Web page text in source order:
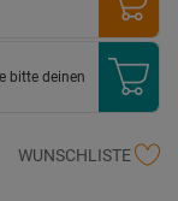
bitte deinen
WUNSCHLISTE